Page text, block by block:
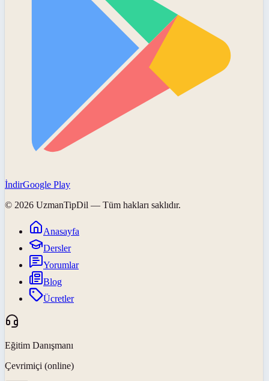
İndirGoogle Play
© 2026 UzmanTipDil — Tüm hakları saklıdır.
Anasayfa
Dersler
Yorumlar
Blog
Ücretler
Eğitim Danışmanı
Çevrimiçi (online)